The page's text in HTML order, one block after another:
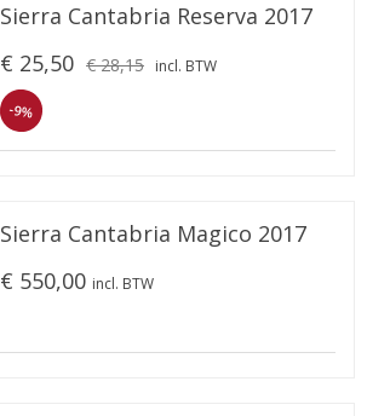
Sierra Cantabria Reserva 2017
€ 25,50 € 28,15 incl. BTW
-9%
Sierra Cantabria Magico 2017
€ 550,00 incl. BTW